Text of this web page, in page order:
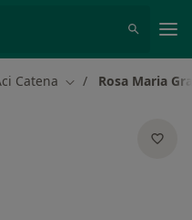
Catena Cambia città
Rosa Maria